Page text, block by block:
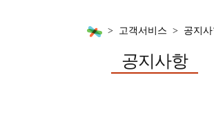
고객서비스 공지
공지사항